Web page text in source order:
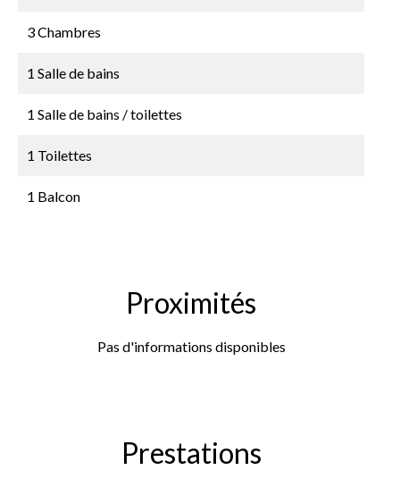
3 Chambres
1 Salle de bains
1 Salle de bains / toilettes
1 Toilettes
1 Balcon
Proximités
Pas d'informations disponibles
Prestations